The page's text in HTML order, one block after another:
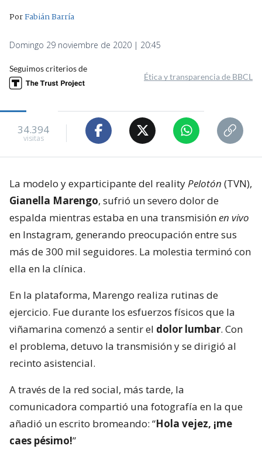
PorFabián Barría
Domingo 29 noviembre de 2020 | 20:45
Seguimos criterios de
Ética y transparencia de BBCL
34.394
visitas
La modelo y exparticipante del realityPelotón (TVN),
Gianella Marengo, sufrió un severo dolor de
espalda mientras estaba en una transmisiónen vivo
en Instagram, generando preocupación entre sus
más de 300 mil seguidores. La molestia terminó con
ella en la clínica.
En la plataforma, Marengo realiza rutinas de
ejercicio. Fue durante los esfuerzos físicos que la
viñamarina comenzó a sentir el dolor lumbar. Con
el problema, detuvo la transmisión y se dirigió al
recinto asistencial.
A través de la red social, más tarde, la
comunicadora compartió una fotografía en la que
añadió un escrito bromeando: “Hola vejez, ¡me
caes pésimo!”